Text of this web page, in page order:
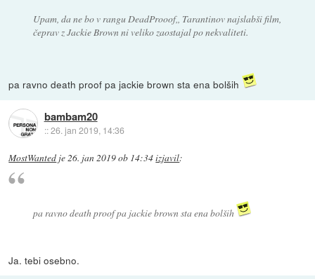
Upam, da ne bo v rangu DeadProoof,, Tarantinov najslabši film,
čeprav z Jackie Brown ni veliko zaostajal po nekvaliteti.
pa ravno death proof pa jackie brown sta ena bolših
bambam20
::26. jan 2019, 14:36
MostWanted je26. jan 2019 ob 14:34izjavil:
pa ravno death proof pa jackie brown sta ena bolših
Ja. tebi osebno.